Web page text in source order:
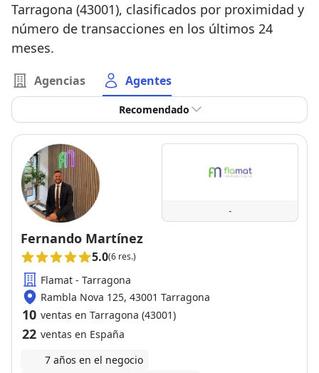
Tarragona (43001), clasificados por proximidad y
número de transacciones en los últimos 24
meses.
Agencias Agentes
Recomendado
-
Fernando Martínez
5.0(6 res.)
Flamat - Tarragona
Rambla Nova 125, 43001 Tarragona
10 ventas en Tarragona (43001)
22 ventas en España
7 años en el negocio